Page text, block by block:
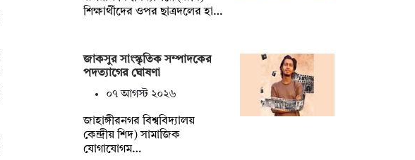
শিক্ষার্থীদের ওপর ছাত্রদলের হা…
জাকসুর সাংস্কৃতিক সম্পাদকের
পদত্যাগের ঘোষণা
০৭ আগস্ট ২০২৬
‎জাহাঙ্গীরনগর বিশ্ববিদ্যালয়
কেন্দ্রীয় শিদ) সামাজিক
যোগাযোগম…